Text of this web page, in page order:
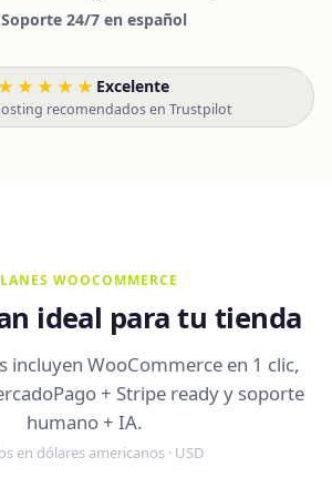
Soporte 24/7 en español
Excelente·
recomendados en Trustpilot
WOOCOMMERCE
ideal para tu tienda
incluyen WooCommerce en 1 clic,
+ Stripe ready y soporte
humano + IA.
en dólares americanos · USD